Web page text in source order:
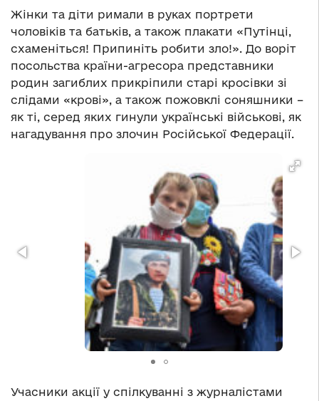
Жінки та діти римали в руках портрети
чоловіків та батьків, а також плакати «Путінці,
схаменіться! Припиніть робити зло!». До воріт
посольства країни-агресора представники
родин загиблих прикріпили старі кросівки зі
слідами «крові», а також пожовклі соняшники –
як ті, серед яких гинули українські військові, як
нагадування про злочин Російської Федерації.
Учасники акції у спілкуванні з журналістами